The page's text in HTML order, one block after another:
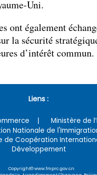
Uni.
ont également
la sécurité
d’intérêt commun.
Liens :
Ministère de
Nationale de
de Coopération
Développement
Copyright© www.fmprc.gov.cn